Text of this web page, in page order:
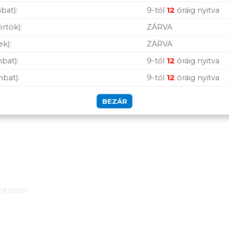
kapcsolja össze. Ez webkamerája vagy más
munkaterülethez illeszkedik, legyen az egy otthoni
9-től 12 óráig nyitva
ZÁRVA
ZÁRVA
9-től 12 óráig nyitva
9-től 12 óráig nyitva
BEZÁR